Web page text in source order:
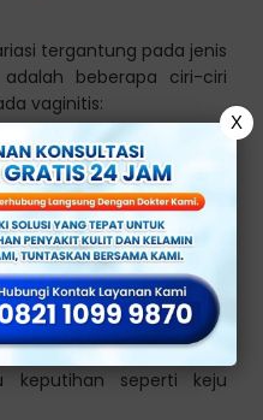
tergantung pada jenis
beberapa ciri-ciri
vaginitis:
dari vaginitis adalah
Keputihan dapat
atau bau.
putih dan berbusa
kekuningan dan berbau
keputihan seperti keju
X